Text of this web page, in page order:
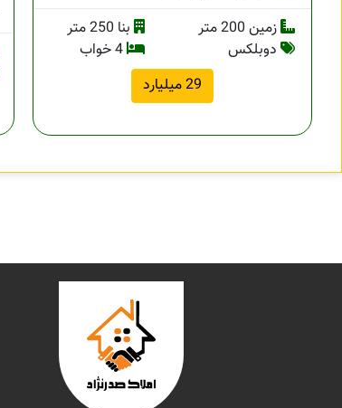
زمین 200 متر
بنا 250 متر
دوبلکس
4 خواب
29 میلیارد